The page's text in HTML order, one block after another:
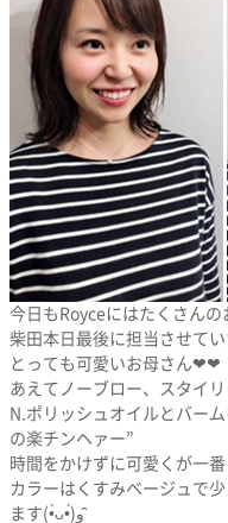
今日もRoyceにはたくさん
柴田本日最後に担当させて
とっても可愛いお母さん❤︎❤︎
あえてノーブロー、スタイ
N.ポリッシュオイルとバー
の楽チンヘァー”
時間をかけずに可愛くが一番
カラーはくすみベージュで
ます(•̀ᴗ•́)و ̑̑